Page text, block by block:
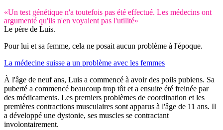
«Un test génétique n'a toutefois pas été effectué. Les médecins ont
argumenté qu'ils n'en voyaient pas l'utilité»
Le père de Luis.
Pour lui et sa femme, cela ne posait aucun problème à l'époque.
La médecine suisse a un problème avec les femmes
À l'âge de neuf ans, Luis a commencé à avoir des poils pubiens. Sa
puberté a commencé beaucoup trop tôt et a ensuite été freinée par
des médicaments. Les premiers problèmes de coordination et les
premières contractions musculaires sont apparus à l'âge de 11 ans. Il
a développé une dystonie, ses muscles se contractant
involontairement.